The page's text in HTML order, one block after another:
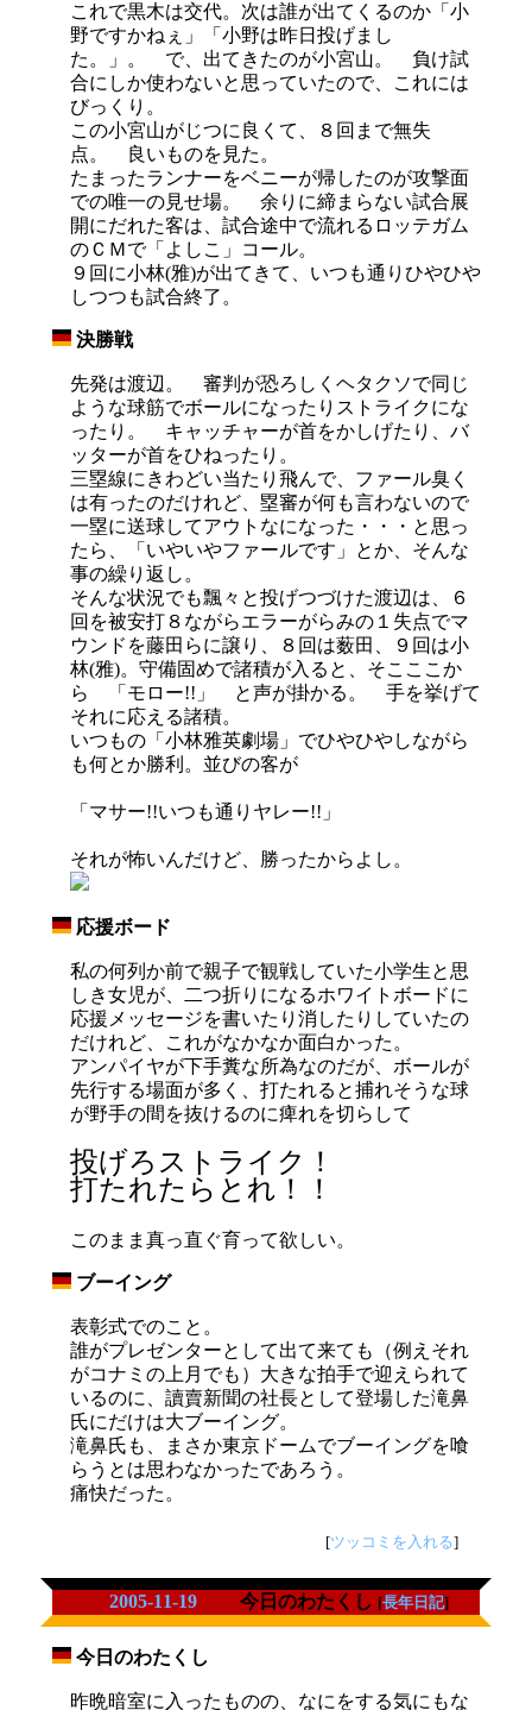
これで黒木は交代。次は誰が出てくるのか「小
野ですかねぇ」「小野は昨日投げまし
た。」。 で、出てきたのが小宮山。 負け試
合にしか使わないと思っていたので、これには
びっくり。
この小宮山がじつに良くて、８回まで無失
点。 良いものを見た。
たまったランナーをベニーが帰したのが攻撃面
での唯一の見せ場。 余りに締まらない試合展
開にだれた客は、試合途中で流れるロッテガム
のＣＭで「よしこ」コール。
９回に小林(雅)が出てきて、いつも通りひやひや
しつつも試合終了。
決勝戦
先発は渡辺。 審判が恐ろしくヘタクソで同じ
ような球筋でボールになったりストライクにな
ったり。 キャッチャーが首をかしげたり、バ
ッターが首をひねったり。
三塁線にきわどい当たり飛んで、ファール臭く
は有ったのだけれど、塁審が何も言わないので
一塁に送球してアウトなになった・・・と思っ
たら、「いやいやファールです」とか、そんな
事の繰り返し。
そんな状況でも飄々と投げつづけた渡辺は、６
回を被安打８ながらエラーがらみの１失点でマ
ウンドを藤田らに譲り、８回は薮田、９回は小
林(雅)。守備固めで諸積が入ると、そこここか
ら 「モロー!!」 と声が掛かる。 手を挙げて
それに応える諸積。
いつもの「小林雅英劇場」でひやひやしながら
も何とか勝利。並びの客が
「マサー!!いつも通りヤレー!!」
それが怖いんだけど、勝ったからよし。
応援ボード
私の何列か前で親子で観戦していた小学生と思
しき女児が、二つ折りになるホワイトボードに
応援メッセージを書いたり消したりしていたの
だけれど、これがなかなか面白かった。
アンパイヤが下手糞な所為なのだが、ボールが
先行する場面が多く、打たれると捕れそうな球
が野手の間を抜けるのに痺れを切らして
投げろストライク！
打たれたらとれ！！
このまま真っ直ぐ育って欲しい。
ブーイング
表彰式でのこと。
誰がプレゼンターとして出て来ても（例えそれ
がコナミの上月でも）大きな拍手で迎えられて
いるのに、讀賣新聞の社長として登場した滝鼻
氏にだけは大ブーイング。
滝鼻氏も、まさか東京ドームでブーイングを喰
らうとは思わなかったであろう。
痛快だった。
[ツッコミを入れる]
2005-11-19 今日のわたくし [長年日記]
今日のわたくし
昨晩暗室に入ったものの、なにをする気にもな